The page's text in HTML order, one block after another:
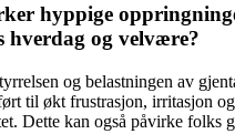
hyppige
hverdag og velvære?
og belastningen av
til økt frustrasjon, irritasjon
Dette kan også påvirke folks